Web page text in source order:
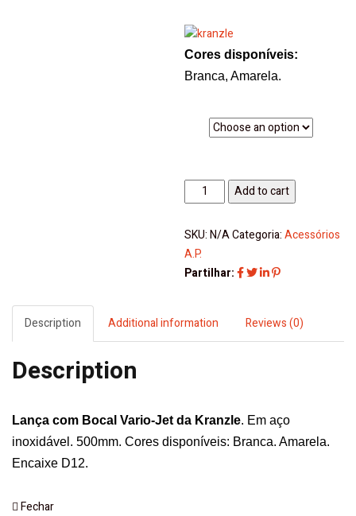
Cores disponíveis:
Branca, Amarela.
Lança
com
Bocal
Vario-
Jet
Add to cart
SKU:N/ACategoria: Acessórios
A.P.
Partilhar:
Description Additional information Reviews (0)
Description
Lança com Bocal Vario-Jet da Kranzle. Em aço
inoxidável. 500mm. Cores disponíveis: Branca. Amarela.
Encaixe D12.
Fechar